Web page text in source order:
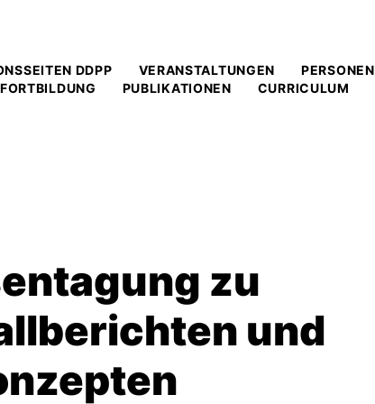
DDPP VERANSTALTUNGEN
PERSONEN
FORTBILDUNG PUBLIKATIONEN
CURRICULUM
zu
und